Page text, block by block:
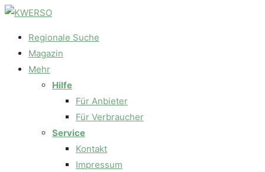
Regionale Suche
Magazin
Mehr
Hilfe
Für Anbieter
Für Verbraucher
Service
Kontakt
Impressum